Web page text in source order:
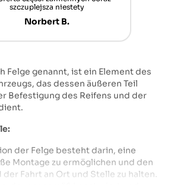
szczuplejsza niestety
Norbert B.
Felge genannt, ist ein Element des
das dessen äußeren Teil
Befestigung des Reifens und der
der Felge besteht darin, eine
Montage zu ermöglichen und den
der Fahrt an Ort und Stelle zu halten.